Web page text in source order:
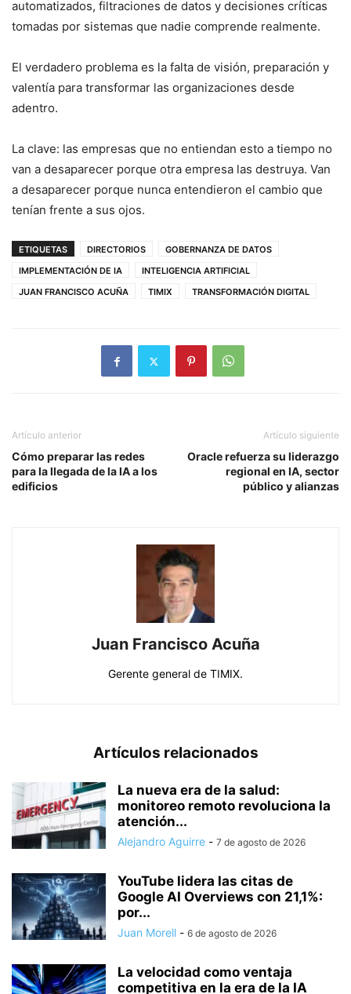
automatizados, filtraciones de datos y decisiones críticas
tomadas por sistemas que nadie comprende realmente.
El verdadero problema es la falta de visión, preparación y
valentía para transformar las organizaciones desde
adentro.
La clave: las empresas que no entiendan esto a tiempo no
van a desaparecer porque otra empresa las destruya. Van
a desaparecer porque nunca entendieron el cambio que
tenían frente a sus ojos.
ETIQUETAS DIRECTORIOS
GOBERNANZA DE DATOS
IMPLEMENTACIÓN DE IA
INTELIGENCIA ARTIFICIAL
JUAN FRANCISCO ACUÑA
TIMIX TRANSFORMACIÓN DIGITAL
Artículo anterior
Cómo preparar las redes
para la llegada de la IA a los
edificios
Artículo siguiente
Oracle refuerza su liderazgo
regional en IA, sector
público y alianzas
Juan Francisco Acuña
Gerente general de TIMIX.
Artículos relacionados
La nueva era de la salud:
monitoreo remoto revoluciona la
atención...
Alejandro Aguirre - 7 de agosto de 2026
YouTube lidera las citas de
Google AI Overviews con 21,1%:
por...
Juan Morell - 6 de agosto de 2026
La velocidad como ventaja
competitiva en la era de la IA